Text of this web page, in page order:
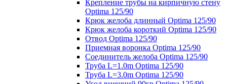
Крепление трубы на кирпичную стену
Optima 125/90
Крюк желоба длинный Optima 125/90
Крюк желоба короткий Optima 125/90
Отвод Optima 125/90
Приемная воронка Optima 125/90
Соединитель желоба Optima 125/90
Труба L=1.0m Optima 125/90
Труба L=3.0m Optima 125/90